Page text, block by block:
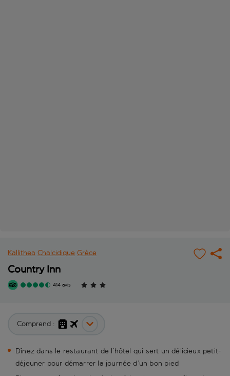
Kallithea Chalcidique Grèce
Country Inn
414 avis
Comprend :
Dînez dans le restaurant de l’hôtel qui sert un délicieux petit-
déjeuner pour démarrer la journée d’un bon pied